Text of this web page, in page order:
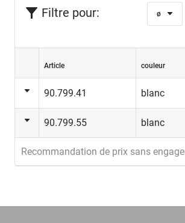
Filtre pour: ø
Article couleur
90.799.41 blanc
90.799.55 blanc
Recommandation de prix sans